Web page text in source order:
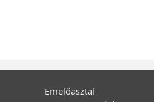
Emelőasztal